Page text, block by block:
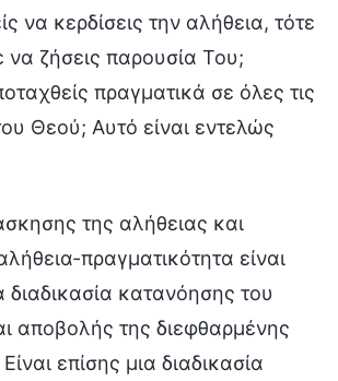
να κερδίσεις την αλήθεια, τότε
να ζήσεις παρουσία Του;
πραγματικά σε όλες τις
Θεού; Αυτό είναι εντελώς
της αλήθειας και
πραγματικότητα είναι
διαδικασία κατανόησης του
αποβολής της διεφθαρμένης
επίσης μια διαδικασία